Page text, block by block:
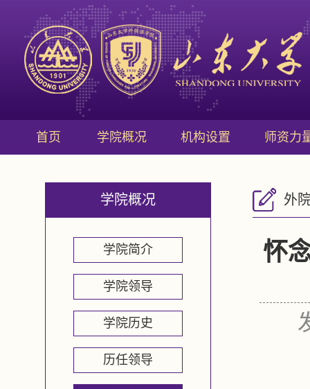
首页 学院概况 机构设置 师资力
学院概况
学院简介
学院领导
学院历史
历任领导
外
怀